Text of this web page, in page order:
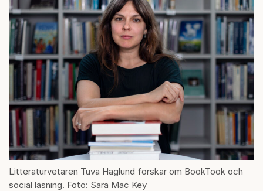
Litteraturvetaren Tuva Haglund forskar om BookTook och
social läsning. Foto: Sara Mac Key